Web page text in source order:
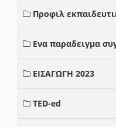
Προφιλ
Ενα παραδειγμα
ΕΙΣΑΓΩΓΗ 2023
TED-ed